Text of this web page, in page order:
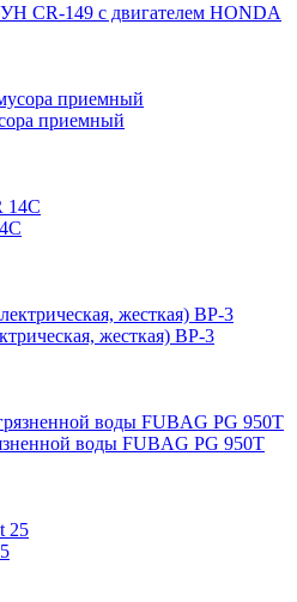
CR-149 c двигателем HONDA
приемный
жесткая) ВР-3
воды FUBAG PG 950T